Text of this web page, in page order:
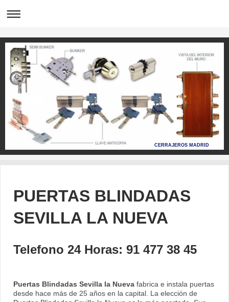
CERRAJEROS MADRID
PUERTAS BLINDADAS
SEVILLA LA NUEVA
Telefono 24 Horas: 91 477 38 45
Puertas Blindadas Sevilla la Nueva fabrica e instala puertas
desde hace más de 25 años en la capital. La elección de